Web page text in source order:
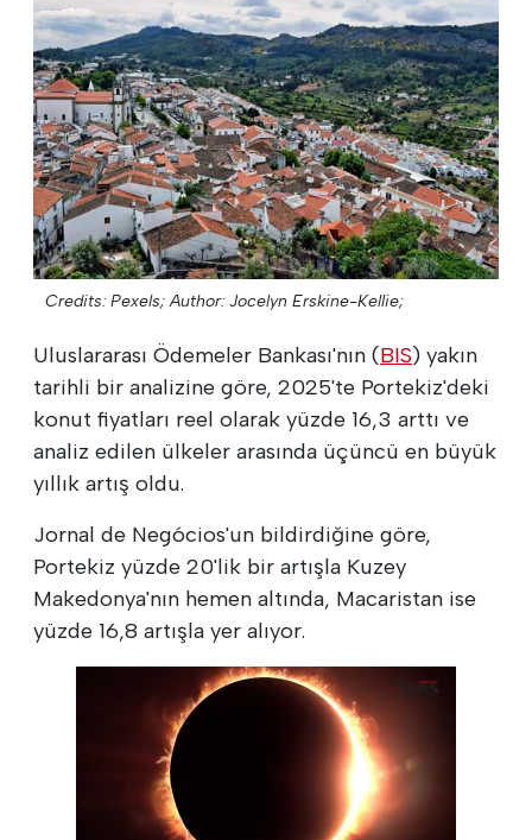
Credits: Pexels; Author: Jocelyn Erskine-Kellie;
Uluslararası Ödemeler Bankası'nın (BIS) yakın
tarihli bir analizine göre, 2025'te Portekiz'deki
konut fiyatları reel olarak yüzde 16,3 arttı ve
analiz edilen ülkeler arasında üçüncü en büyük
yıllık artış oldu.
Jornal de Negócios'un bildirdiğine göre,
Portekiz yüzde 20'lik bir artışla Kuzey
Makedonya'nın hemen altında, Macaristan ise
yüzde 16,8 artışla yer alıyor.